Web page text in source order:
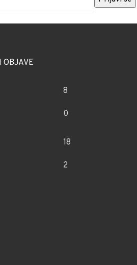
OBJAVE
8
0
18
2